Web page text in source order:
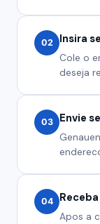
02 Insira
Cole o
deseja
03 Envie
04
Apos a